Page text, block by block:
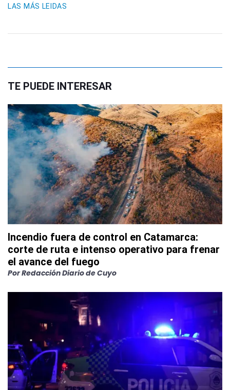
LAS MÁS LEIDAS
TE PUEDE INTERESAR
Incendio fuera de control en Catamarca:
corte de ruta e intenso operativo para frenar
el avance del fuego
PorRedacción Diario de Cuyo